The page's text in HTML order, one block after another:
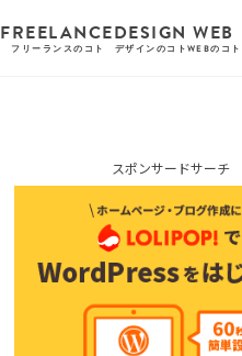
FREELANCE
フリーランスのコト
DESIGN
デザインのコト
WEB
WEBのコト
スポンサードサーチ